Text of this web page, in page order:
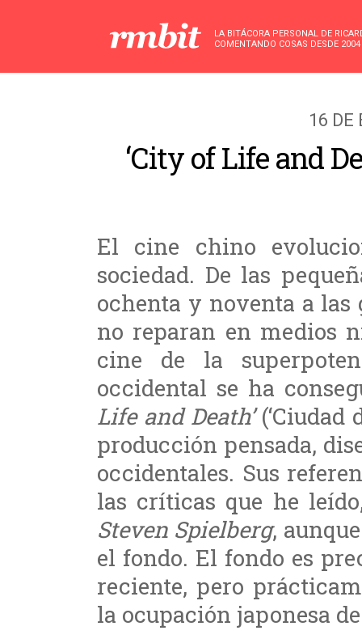
LA BITÁCORA PERSONAL DE
COMENTANDO COSAS DESDE 2004
16 DE
‘City of Life and
El cine chino
sociedad. De las
ochenta y noventa a las
no reparan en medios
cine de la
occidental se ha
Life and Death’(‘Ciudad
producción pensada,
occidentales. Sus
las críticas que he
Steven Spielberg,
el fondo. El fondo es
reciente, pero
la ocupación japonesa